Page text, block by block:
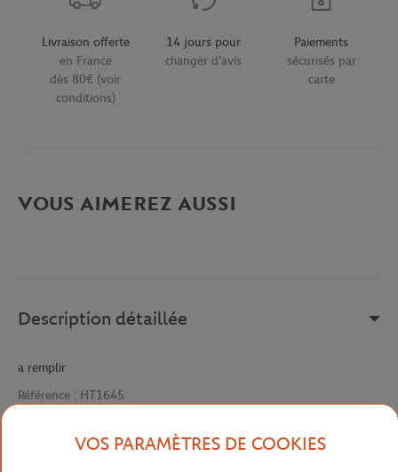
Livraison offerte
en France
dès 80€ (voir
conditions)
14 jours pour
changer d'avis
Paiements
sécurisés par
carte
VOUS AIMEREZ AUSSI
Description détaillée
a remplir
Référence : HT1645
VOS PARAMÈTRES DE COOKIES